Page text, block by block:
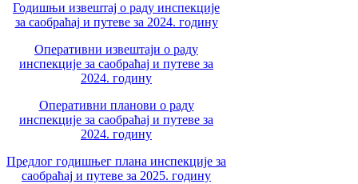
Годишњи извештај о раду инспекције
за саобраћај и путеве за 2024. годину
Оперативни извештаји о раду
инспекције за саобраћај и путеве за
2024. годину
Оперативни планови о раду
инспекције за саобраћај и путеве за
2024. годину
Предлог годишњег плана инспекције за
саобраћај и путеве за 2025. годину